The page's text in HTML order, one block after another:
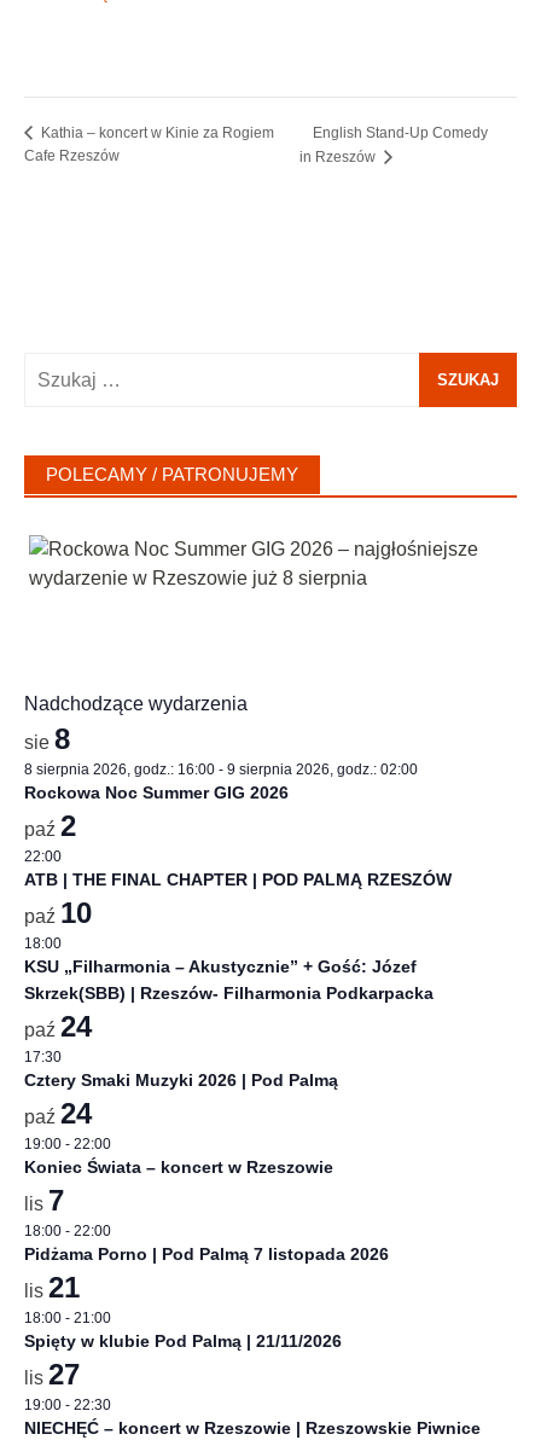
Kathia – koncert w Kinie za Rogiem
Cafe Rzeszów
English Stand-Up Comedy
in Rzeszów
POLECAMY / PATRONUJEMY
Nadchodzące wydarzenia
sie 8
8 sierpnia 2026, godz.: 16:00 - 9 sierpnia 2026, godz.: 02:00
Rockowa Noc Summer GIG 2026
paź 2
22:00
ATB | THE FINAL CHAPTER | POD PALMĄ RZESZÓW
paź 10
18:00
KSU „Filharmonia – Akustycznie” + Gość: Józef
Skrzek(SBB) | Rzeszów- Filharmonia Podkarpacka
paź 24
17:30
Cztery Smaki Muzyki 2026 | Pod Palmą
paź 24
19:00 - 22:00
Koniec Świata – koncert w Rzeszowie
lis 7
18:00 - 22:00
Pidżama Porno | Pod Palmą 7 listopada 2026
lis 21
18:00 - 21:00
Spięty w klubie Pod Palmą | 21/11/2026
lis 27
19:00 - 22:30
NIECHĘĆ – koncert w Rzeszowie | Rzeszowskie Piwnice